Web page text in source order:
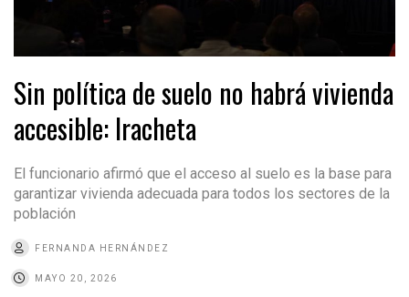
Sin política de suelo no habrá vivienda
accesible: Iracheta
El funcionario afirmó que el acceso al suelo es la base para
garantizar vivienda adecuada para todos los sectores de la
población
FERNANDA HERNÁNDEZ
MAYO 20, 2026